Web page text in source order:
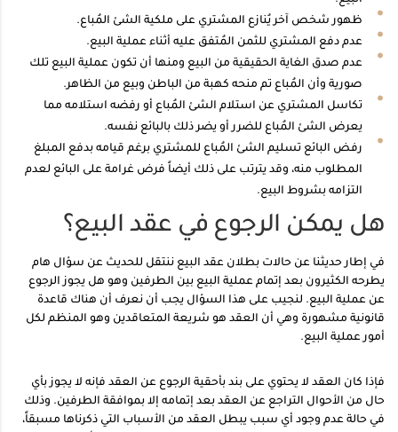
ظهور شخص آخر يُنازع المشتري على ملكية الشئ المُباع.
عدم دفع المشتري للثمن المُتفق عليه أثناء عملية البيع.
عدم صدق الغاية الحقيقية من البيع ومنها أن تكون عملية البيع تلك
صورية وأن المُباع تم منحه كهبة من الباطن وبيع من الظاهر.
تكاسل المشتري عن استلام الشئ المُباع أو رفضه استلامه مما
يعرض الشئ المُباع للضرر أو يضر ذلك بالبائع نفسه.
رفض البائع تسليم الشئ المُباع للمشتري برغم قيامه بدفع المبلغ
المطلوب منه، وقد يترتب على ذلك أيضاً فرض غرامة على البائع لعدم
التزامه بشروط البيع.
هل يمكن الرجوع في عقد البيع؟
في إطار حديثنا عن حالات بطلان عقد البيع ننتقل للحديث عن سؤال هام
يطرحه الكثيرون بعد إتمام عملية البيع بين الطرفين وهو هل يجوز الرجوع
عن عملية البيع. لنجيب على هذا السؤال يجب أن نعرف أن هناك قاعدة
قانونية مشهورة وهي أن العقد هو شريعة المتعاقدين وهو المنظم لكل
أمور عملية البيع.
فإذا كان العقد لا يحتوي على بند بأحقية الرجوع عن العقد فإنه لا يجوز بأي
حال من الأحوال التراجع عن العقد بعد إتمامه إلا بموافقة الطرفين. وذلك
في حالة عدم وجود أي سبب يبطل العقد من الأسباب التي ذكرناها مسبقاً،